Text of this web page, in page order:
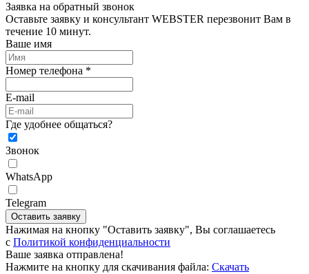
Заявка на обратный звонок
Оставьте заявку и консультант WEBSTER перезвонит Вам в
течение 10 минут.
Ваше имя
Номер телефона *
E-mail
Где удобнее общаться?
Звонок
WhatsApp
Telegram
Оставить заявку
Нажимая на кнопку "Оставить заявку", Вы соглашаетесь
c Политикой конфиденциальности
Ваше заявка отправлена!
Нажмите на кнопку для скачивания файла: Скачать